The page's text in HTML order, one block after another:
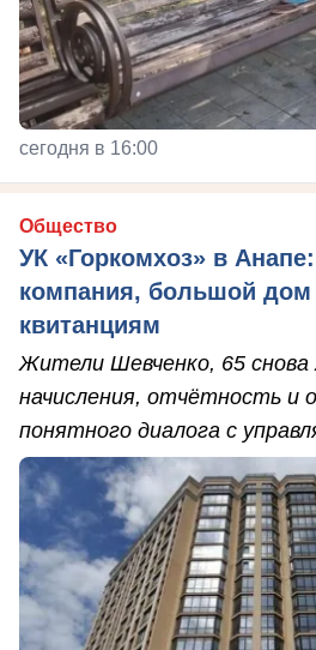
сегодня в 16:00
Общество
УК «Горкомхоз» в
компания, большой
квитанциям
Жители Шевченко, 65
начисления, отчётность и
понятного диалога с